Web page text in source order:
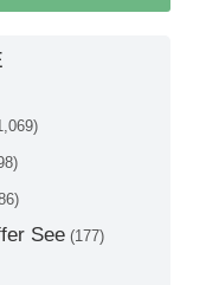
See (177)